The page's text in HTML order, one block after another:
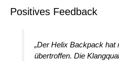
Positives Feedback
„Der Helix Backpack hat
übertroffen. Die